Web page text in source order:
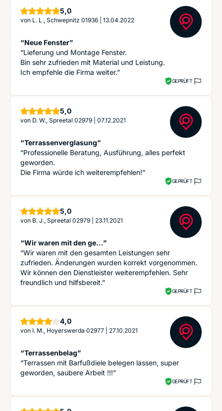
5,0Sterne
von L. L., Schwepnitz 01936 13.04.2022
“Neue Fenster”
“Lieferung und Montage Fenster.
Bin sehr zufrieden mit Material und Leistung.
Ich empfehle die Firma weiter.”
GEPRÜFT
5,0Sterne
von D. W., Spreetal 02979 07.12.2021
“Terrassenverglasung”
“Professionelle Beratung, Ausführung, alles perfekt
geworden.
Die Firma würde ich weiterempfehlen!”
GEPRÜFT
5,0Sterne
von B. J., Spreetal 02979 23.11.2021
“Wir waren mit den ge...”
“Wir waren mit den gesamten Leistungen sehr
zufrieden. Änderungen wurden korrekt vorgenommen.
Wir können den Dienstleister weiterempfehlen. Sehr
freundlich und hilfsbereit.”
GEPRÜFT
4,0Sterne
von I. M., Hoyerswerda 02977 27.10.2021
“Terrassenbelag”
“Terrassen mit Barfußdiele belegen lassen, super
geworden, saubere Arbeit !!!”
GEPRÜFT